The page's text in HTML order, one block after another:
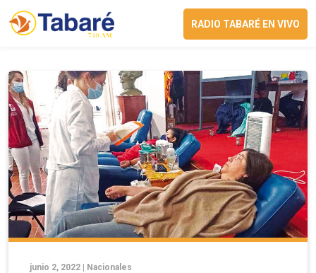
RADIO TABARÉ EN VIVO
junio 2, 2022 | Nacionales